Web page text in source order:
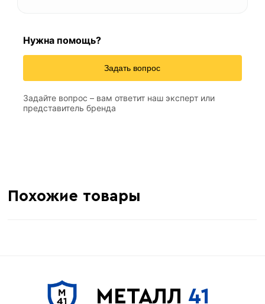
Нужна помощь?
Задать вопрос
Задайте вопрос – вам ответит наш эксперт или
представитель бренда
Похожие товары
МЕТАЛЛ 41